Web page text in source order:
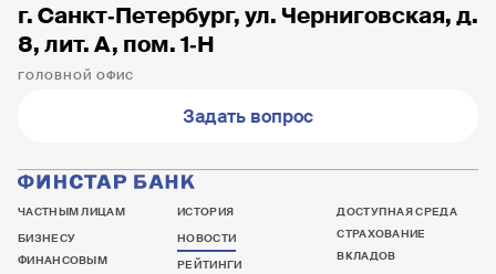
г. Санкт‐Петербург, ул. Черниговская, д.
8, лит. А, пом. 1‐Н
ГОЛОВНОЙ ОФИС
Задать вопрос
ЧАСТНЫМ ЛИЦАМ
БИЗНЕСУ
ФИНАНСОВЫМ
ИСТОРИЯ
НОВОСТИ
РЕЙТИНГИ
ДОСТУПНАЯ СРЕДА
СТРАХОВАНИЕ
ВКЛАДОВ